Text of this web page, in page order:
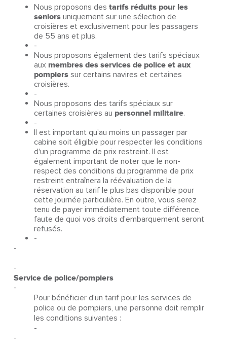
Nous proposons des tarifs réduits pour les
seniorsuniquement sur une sélection de
croisières et exclusivement pour les passagers
de 55 ans et plus.
-
Nous proposons également des tarifs spéciaux
aux membres des services de police et aux
pompierssur certains navires et certaines
croisières.
-
Nous proposons des tarifs spéciaux sur
certaines croisières au personnel militaire.
-
Il est important qu'au moins un passager par
cabine soit éligible pour respecter les conditions
d'un programme de prix restreint. Il est
également important de noter que le non-
respect des conditions du programme de prix
restreint entraînera la réévaluation de la
réservation au tarif le plus bas disponible pour
cette journée particulière. En outre, vous serez
tenu de payer immédiatement toute différence,
faute de quoi vos droits d'embarquement seront
refusés.
-
-
-
Service de police/pompiers
-
Pour bénéficier d'un tarif pour les services de
police ou de pompiers, une personne doit remplir
les conditions suivantes :
-
-